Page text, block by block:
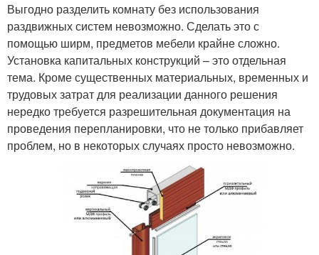
Выгодно разделить комнату без использования
раздвижных систем невозможно. Сделать это с
помощью ширм, предметов мебели крайне сложно.
Установка капитальных конструкций – это отдельная
тема. Кроме существенных материальных, временных и
трудовых затрат для реализации данного решения
нередко требуется разрешительная документация на
проведения перепланировки, что не только прибавляет
проблем, но в некоторых случаях просто невозможно.